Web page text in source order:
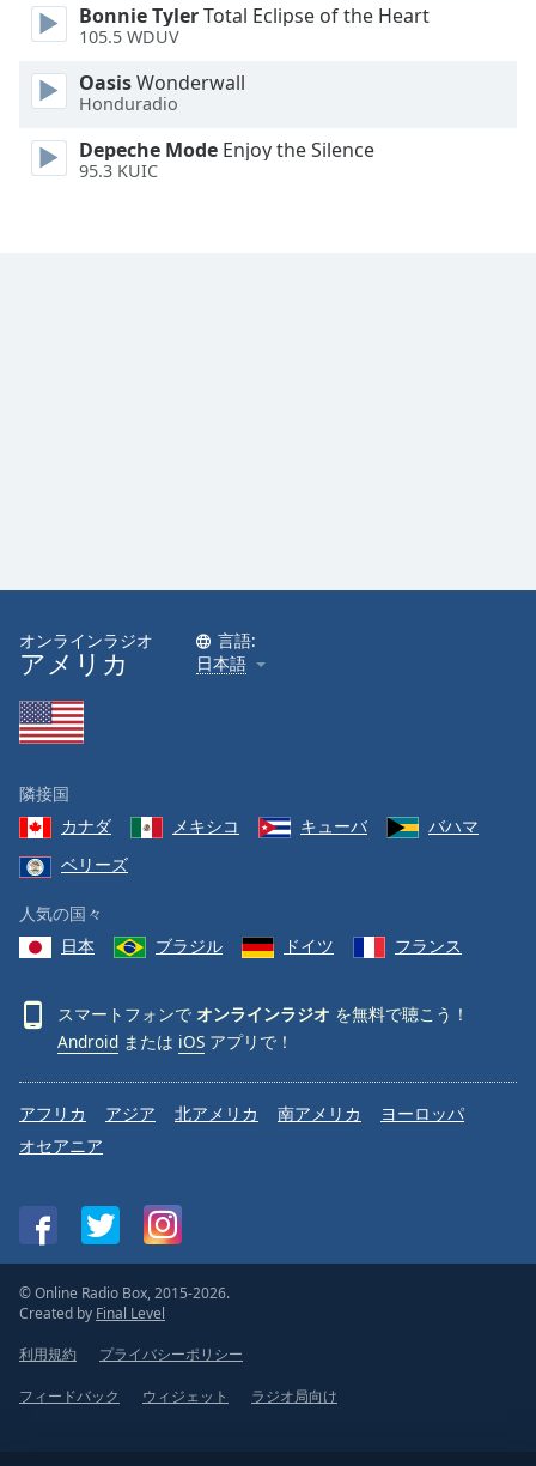
Dialog
End
dialog
Bonnie TylerTotal Eclipse of the Heart
105.5 WDUV
OasisWonderwall
Honduradio
Depeche Mode Enjoy the Silence
95.3 KUIC
オンラインラジオ
アメリカ
言語:
日本語
隣接国
カナダ
メキシコ キューバ
バハマ
ベリーズ
人気の国々
日本
ブラジル ドイツ フランス
スマートフォンで オンラインラジオ を無料で聴こう！
Android または iOS アプリで！
アフリカ アジア 北アメリカ 南アメリカ
ヨーロッパ
オセアニア
© Online Radio Box, 2015-2026.
Created by Final Level
利用規約
プライバシーポリシー
フィードバック ウィジェット ラジオ局向け